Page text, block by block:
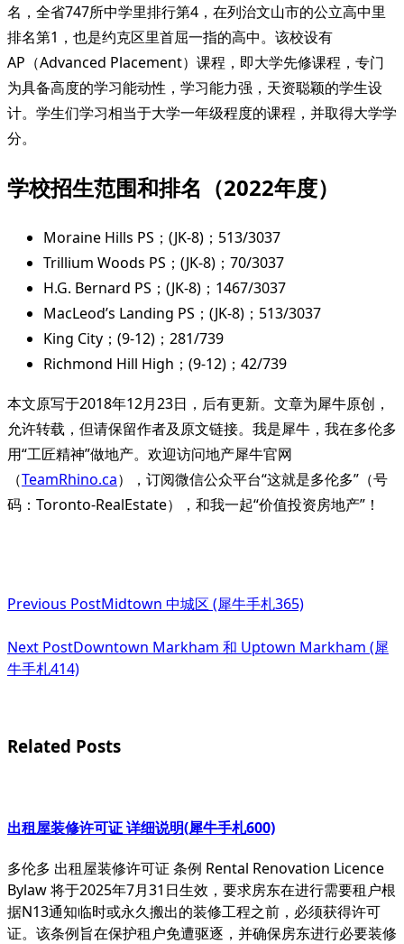
名，全省747所中学里排行第4，在列治文山市的公立高中里
排名第1，也是约克区里首屈一指的高中。该校设有
AP（Advanced Placement）课程，即大学先修课程，专门
为具备高度的学习能动性，学习能力强，天资聪颖的学生设
计。学生们学习相当于大学一年级程度的课程，并取得大学学
分。
学校招生范围和排名（2022年度）
Moraine Hills PS；(JK-8)；513/3037
Trillium Woods PS；(JK-8)；70/3037
H.G. Bernard PS；(JK-8)；1467/3037
MacLeod’s Landing PS；(JK-8)；513/3037
King City；(9-12)；281/739
Richmond Hill High；(9-12)；42/739
本文原写于2018年12月23日，后有更新。文章为犀牛原创，
允许转载，但请保留作者及原文链接。我是犀牛，我在多伦多
用“工匠精神”做地产。欢迎访问地产犀牛官网
（TeamRhino.ca），订阅微信公众平台“这就是多伦多”（号
码：Toronto-RealEstate），和我一起“价值投资房地产”！
class="nav-
subtitle
screen-
text">Page</span>
Previous PostMidtown 中城区 (犀牛手札365)
Next PostDowntown Markham 和 Uptown Markham (犀
牛手札414)
Related Posts
出租屋装修许可证 详细说明(犀牛手札600)
多伦多 出租屋装修许可证 条例 Rental Renovation Licence
Bylaw 将于2025年7月31日生效，要求房东在进行需要租户根
据N13通知临时或永久搬出的装修工程之前，必须获得许可
证。该条例旨在保护租户免遭驱逐，并确保房东进行必要装修